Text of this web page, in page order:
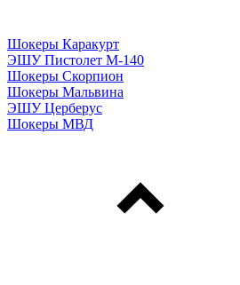
Шокеры Каракурт
ЭШУ Пистолет М-140
Шокеры Скорпион
Шокеры Мальвина
ЭШУ Церберус
Шокеры МВД